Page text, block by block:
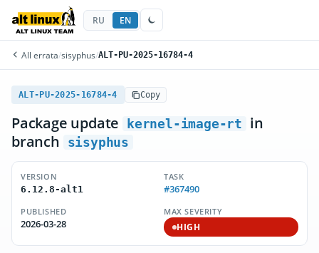
RU EN
All errata/sisyphus/ALT-PU-2025-16784-4
ALT-PU-2025-16784-4 Copy
Package update kernel-image-rt
in
branch
sisyphus
VERSION
6.12.8-alt1
TASK
#367490
PUBLISHED
2026-03-28
MAX SEVERITY
HIGH